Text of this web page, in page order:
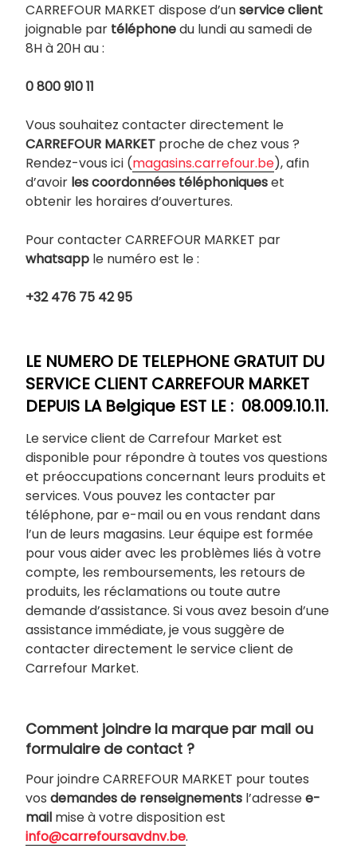
CARREFOUR MARKET dispose d’unservice client
joignable par téléphonedu lundi au samedi de
8H à 20H au :
0 800 910 11
Vous souhaitez contacter directement le
CARREFOUR MARKET proche de chez vous ?
Rendez-vous ici (magasins.carrefour.be), afin
d’avoir les coordonnées téléphoniqueset
obtenir les horaires d’ouvertures.
Pour contacter CARREFOUR MARKET par
whatsapp le numéro est le :
+32 476 75 42 95
LE NUMERO DE TELEPHONE GRATUIT DU
SERVICE CLIENT CARREFOUR MARKET
DEPUIS LA Belgique EST LE : 08.009.10.11.
Le service client de Carrefour Market est
disponible pour répondre à toutes vos questions
et préoccupations concernant leurs produits et
services. Vous pouvez les contacter par
téléphone, par e-mail ou en vous rendant dans
l’un de leurs magasins. Leur équipe est formée
pour vous aider avec les problèmes liés à votre
compte, les remboursements, les retours de
produits, les réclamations ou toute autre
demande d’assistance. Si vous avez besoin d’une
assistance immédiate, je vous suggère de
contacter directement le service client de
Carrefour Market.
Comment joindre la marque par mail ou
formulaire de contact ?
Pour joindre CARREFOUR MARKET pour toutes
vos demandes de renseignements l’adressee-
mail mise à votre disposition est
info@carrefoursavdnv.be.